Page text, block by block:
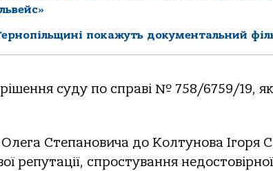
покажуть документальний
суду по справі № 758/6759/19,
Степановича до Колтунова Ігоря
репутації, спростування